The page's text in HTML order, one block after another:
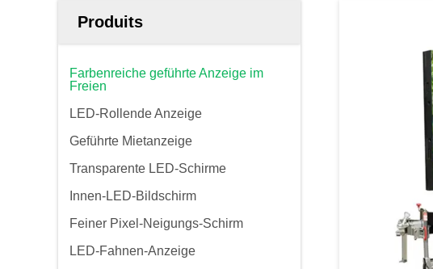
Produits
Farbenreiche geführte Anzeige im
Freien
LED-Rollende Anzeige
Geführte Mietanzeige
Transparente LED-Schirme
Innen-LED-Bildschirm
Feiner Pixel-Neigungs-Schirm
LED-Fahnen-Anzeige